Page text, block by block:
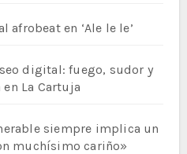
afrobeat en ‘Ale le le’
digital: fuego, sudor y
La Cartuja
siempre implica un
muchísimo cariño»